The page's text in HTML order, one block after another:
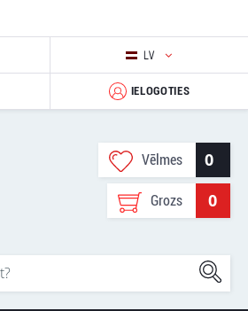
LV
IELOGOTIES
Vēlmes 0
Grozs 0